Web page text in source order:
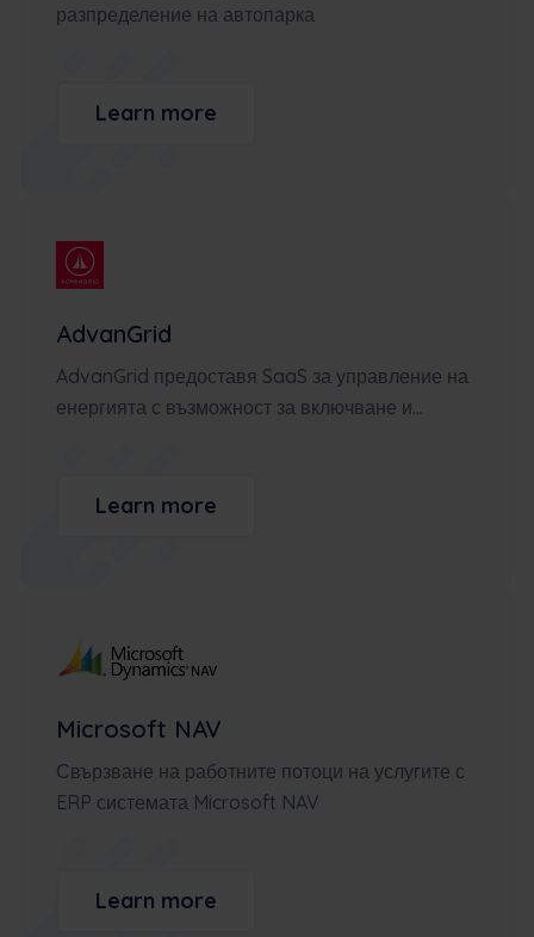
разпределение на автопарка
Learn more
AdvanGrid
AdvanGrid предоставя SaaS за управление на
енергията с възможност за включване и...
Learn more
Microsoft NAV
Свързване на работните потоци на услугите с
ERP системата Microsoft NAV
Learn more